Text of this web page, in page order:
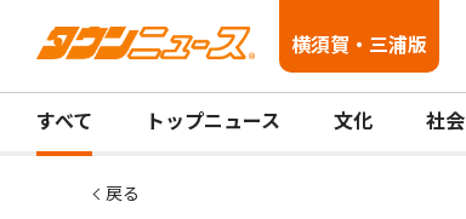
横須賀・三浦版
すべて トップニュース 文化 社会
戻る